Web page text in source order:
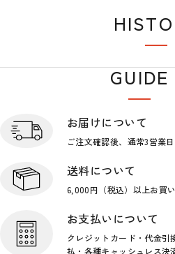
GUIDE
お届けについて
ご注文確認後、通常3営業日
送料について
6,000円（税込）以上お買
お支払いについて
クレジットカード・代金引
払・各種キャッシュレス決